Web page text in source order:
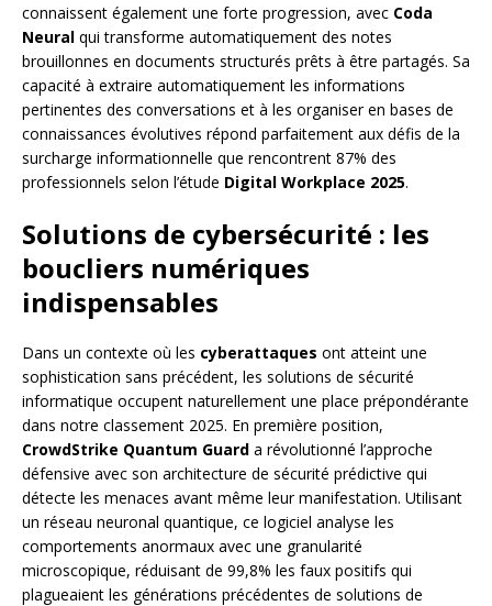
connaissent également une forte progression, avec Coda
Neural qui transforme automatiquement des notes
brouillonnes en documents structurés prêts à être partagés. Sa
capacité à extraire automatiquement les informations
pertinentes des conversations et à les organiser en bases de
connaissances évolutives répond parfaitement aux défis de la
surcharge informationnelle que rencontrent 87% des
professionnels selon l’étude Digital Workplace 2025.
Solutions de cybersécurité : les
boucliers numériques
indispensables
Dans un contexte où les cyberattaques ont atteint une
sophistication sans précédent, les solutions de sécurité
informatique occupent naturellement une place prépondérante
dans notre classement 2025. En première position,
CrowdStrike Quantum Guard a révolutionné l’approche
défensive avec son architecture de sécurité prédictive qui
détecte les menaces avant même leur manifestation. Utilisant
un réseau neuronal quantique, ce logiciel analyse les
comportements anormaux avec une granularité
microscopique, réduisant de 99,8% les faux positifs qui
plagueaient les générations précédentes de solutions de